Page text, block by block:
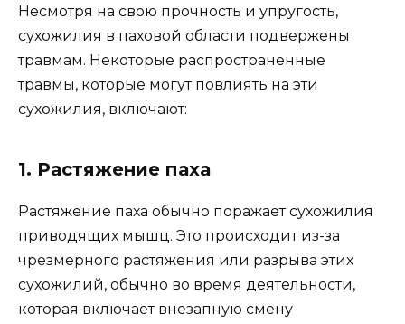
Несмотря на свою прочность и упругость,
сухожилия в паховой области подвержены
травмам. Некоторые распространенные
травмы, которые могут повлиять на эти
сухожилия, включают:
1. Растяжение паха
Растяжение паха обычно поражает сухожилия
приводящих мышц. Это происходит из-за
чрезмерного растяжения или разрыва этих
сухожилий, обычно во время деятельности,
которая включает внезапную смену